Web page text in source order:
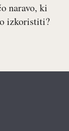
naravo, ki
izkoristiti?